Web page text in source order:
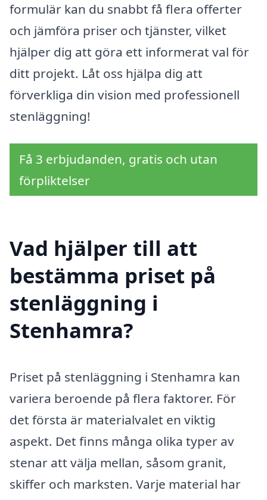
formulär kan du snabbt få flera offerter
och jämföra priser och tjänster, vilket
hjälper dig att göra ett informerat val för
ditt projekt. Låt oss hjälpa dig att
förverkliga din vision med professionell
stenläggning!
Få 3 erbjudanden, gratis och utan
förpliktelser
Vad hjälper till att
bestämma priset på
stenläggning i
Stenhamra?
Priset på stenläggning i Stenhamra kan
variera beroende på flera faktorer. För
det första är materialvalet en viktig
aspekt. Det finns många olika typer av
stenar att välja mellan, såsom granit,
skiffer och marksten. Varje material har